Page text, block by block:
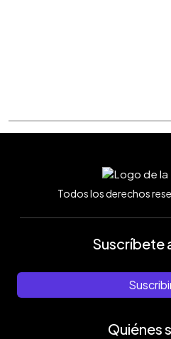
Todos los derechos
Suscríbete
Quiénes